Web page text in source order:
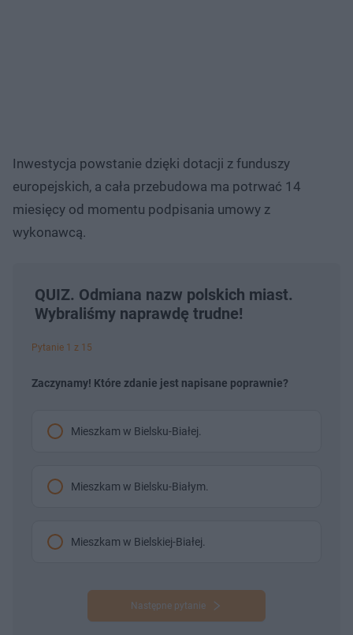
Inwestycja powstanie dzięki dotacji z funduszy
europejskich, a cała przebudowa ma potrwać 14
miesięcy od momentu podpisania umowy z
wykonawcą.
QUIZ. Odmiana nazw polskich miast.
Wybraliśmy naprawdę trudne!
Pytanie 1 z 15
Zaczynamy! Które zdanie jest napisane poprawnie?
Mieszkam w Bielsku-Białej.
Mieszkam w Bielsku-Białym.
Mieszkam w Bielskiej-Białej.
Następne pytanie